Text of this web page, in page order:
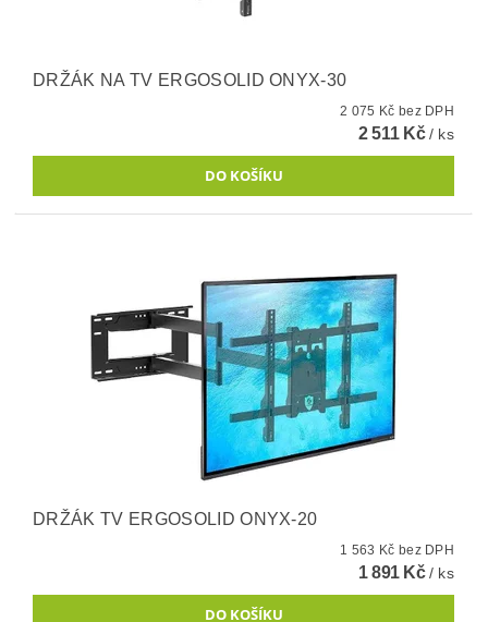
DRŽÁK NA TV ERGOSOLID ONYX-30
2 075 Kč bez DPH
2 511 Kč/ ks
DRŽÁK TV ERGOSOLID ONYX-20
1 563 Kč bez DPH
1 891 Kč/ ks